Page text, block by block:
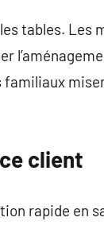
tables. Les
client
rapide en